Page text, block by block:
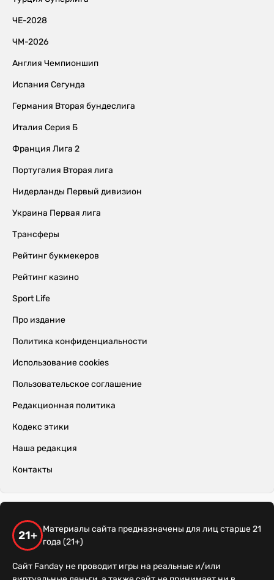
ЧЕ-2028
ЧМ-2026
Англия Чемпионшип
Испания Сегунда
Германия Вторая бундеслига
Италия Серия Б
Франция Лига 2
Португалия Вторая лига
Нидерланды Первый дивизион
Украина Первая лига
Трансферы
Рейтинг букмекеров
Рейтинг казино
Sport Life
Про издание
Политика конфиденциальности
Использование cookies
Пользовательское соглашение
Редакционная политика
Кодекс этики
Наша редакция
Контакты
21+
Материалы сайта предназначены для лиц старше 21
года (21+)
Сайт Fanday не проводит игры на реальные и/или